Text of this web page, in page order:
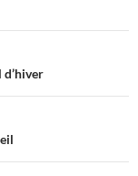
d’hiver